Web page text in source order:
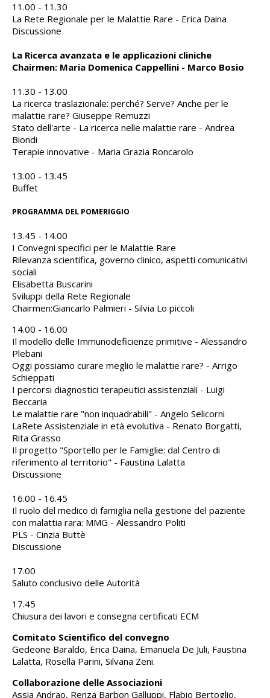
11.00 - 11.30
La Rete Regionale per le Malattie Rare - Erica Daina
Discussione
La Ricerca avanzata e le applicazioni cliniche
Chairmen: Maria Domenica Cappellini - Marco Bosio
11.30 - 13.00
La ricerca traslazionale: perché? Serve? Anche per le
malattie rare? Giuseppe Remuzzi
Stato dell'arte - La ricerca nelle malattie rare - Andrea
Biondi
Terapie innovative - Maria Grazia Roncarolo
13.00 - 13.45
Buffet
PROGRAMMA DEL POMERIGGIO
13.45 - 14.00
I Convegni specifici per le Malattie Rare
Rilevanza scientifica, governo clinico, aspetti comunicativi
sociali
Elisabetta Buscarini
Sviluppi della Rete Regionale
Chairmen:Giancarlo Palmieri - Silvia Lo piccoli
14.00 - 16.00
Il modello delle Immunodeficienze primitive - Alessandro
Plebani
Oggi possiamo curare meglio le malattie rare? - Arrigo
Schieppati
I percorsi diagnostici terapeutici assistenziali - Luigi
Beccaria
Le malattie rare "non inquadrabili" - Angelo Selicorni
LaRete Assistenziale in età evolutiva - Renato Borgatti,
Rita Grasso
Il progetto "Sportello per le Famiglie: dal Centro di
riferimento al territorio" - Faustina Lalatta
Discussione
16.00 - 16.45
Il ruolo del medico di famiglia nella gestione del paziente
con malattia rara: MMG - Alessandro Politi
PLS - Cinzia Buttè
Discussione
17.00
Saluto conclusivo delle Autorità
17.45
Chiusura dei lavori e consegna certificati ECM
Comitato Scientifico del convegno
Gedeone Baraldo, Erica Daina, Emanuela De Juli, Faustina
Lalatta, Rosella Parini, Silvana Zeni.
Collaborazione delle Associazioni
Assia Andrao, Renza Barbon Galluppi, Flabio Bertoglio,